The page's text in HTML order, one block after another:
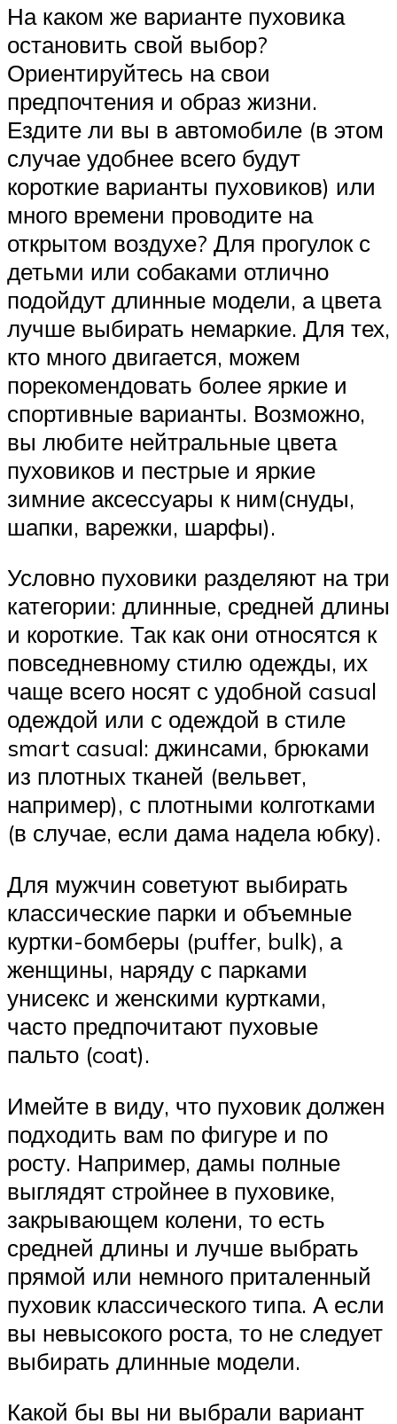
На каком же варианте пуховика
остановить свой выбор?
Ориентируйтесь на свои
предпочтения и образ жизни.
Ездите ли вы в автомобиле (в этом
случае удобнее всего будут
короткие варианты пуховиков) или
много времени проводите на
открытом воздухе? Для прогулок с
детьми или собаками отлично
подойдут длинные модели, а цвета
лучше выбирать немаркие. Для тех,
кто много двигается, можем
порекомендовать более яркие и
спортивные варианты. Возможно,
вы любите нейтральные цвета
пуховиков и пестрые и яркие
зимние аксессуары к ним(снуды,
шапки, варежки, шарфы).
Условно пуховики разделяют на три
категории: длинные, средней длины
и короткие. Так как они относятся к
повседневному стилю одежды, их
чаще всего носят с удобной сasual
одеждой или с одеждой в стиле
smart casual: джинсами, брюками
из плотных тканей (вельвет,
например), с плотными колготками
(в случае, если дама надела юбку).
Для мужчин советуют выбирать
классические парки и объемные
куртки-бомберы (puffer, bulk), а
женщины, наряду с парками
унисекс и женскими куртками,
часто предпочитают пуховые
пальто (coat).
Имейте в виду, что пуховик должен
подходить вам по фигуре и по
росту. Например, дамы полные
выглядят стройнее в пуховике,
закрывающем колени, то есть
средней длины и лучше выбрать
прямой или немного приталенный
пуховик классического типа. А если
вы невысокого роста, то не следует
выбирать длинные модели.
Какой бы вы ни выбрали вариант